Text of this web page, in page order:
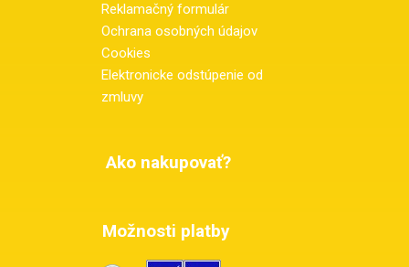
Reklamačný formulár
Ochrana osobných údajov
Cookies
Elektronicke odstúpenie od
zmluvy
Ako nakupovať?
Možnosti platby